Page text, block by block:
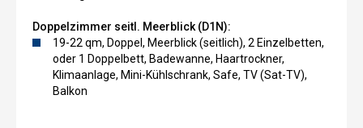
Doppelzimmer seitl. Meerblick (D1N):
19-22 qm, Doppel, Meerblick (seitlich), 2 Einzelbetten,
oder 1 Doppelbett, Badewanne, Haartrockner,
Klimaanlage, Mini-Kühlschrank, Safe, TV (Sat-TV),
Balkon